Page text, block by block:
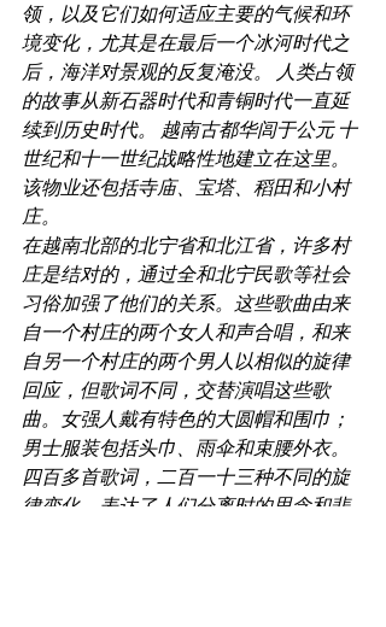
领，以及它们如何适应主要的气候和环
境变化，尤其是在最后一个冰河时代之
后，海洋对景观的反复淹没。 人类占领
的故事从新石器时代和青铜时代一直延
续到历史时代。 越南古都华闾于公元 十
世纪和十一世纪战略性地建立在这里。
该物业还包括寺庙、宝塔、稻田和小村
庄。
在越南北部的北宁省和北江省，许多村
庄是结对的，通过全和北宁民歌等社会
习俗加强了他们的关系。这些歌曲由来
自一个村庄的两个女人和声合唱，和来
自另一个村庄的两个男人以相似的旋律
回应，但歌词不同，交替演唱这些歌
曲。女强人戴有特色的大圆帽和围巾；
男士服装包括头巾、雨伞和束腰外衣。
四百多首歌词，二百一十三种不同的旋
律变化，表达了人们分离时的思念和悲